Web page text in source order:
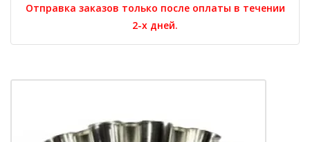
Отправка заказов только после оплаты в течении
2-х дней.